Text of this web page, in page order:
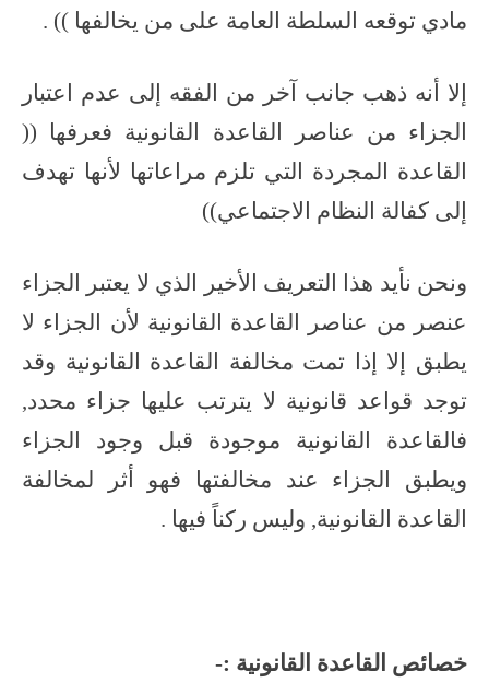
مادي توقعه السلطة العامة على من يخالفها )) .
إلا أنه ذهب جانب آخر من الفقه إلى عدم اعتبار
الجزاء من عناصر القاعدة القانونية فعرفها ((
القاعدة المجردة التي تلزم مراعاتها لأنها تهدف
إلى كفالة النظام الاجتماعي))
ونحن نأيد هذا التعريف الأخير الذي لا يعتبر الجزاء
عنصر من عناصر القاعدة القانونية لأن الجزاء لا
يطبق إلا إذا تمت مخالفة القاعدة القانونية وقد
توجد قواعد قانونية لا يترتب عليها جزاء محدد,
فالقاعدة القانونية موجودة قبل وجود الجزاء
ويطبق الجزاء عند مخالفتها فهو أثر لمخالفة
القاعدة القانونية, وليس ركناً فيها .
خصائص القاعدة القانونية :-